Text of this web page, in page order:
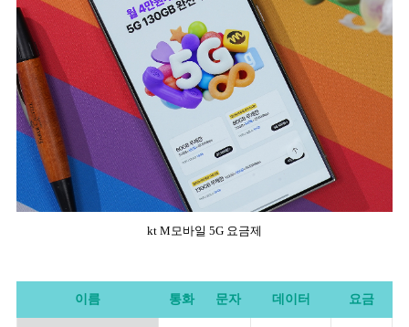
kt M모바일 5G 요금제
이름 통화 문자 데이터 요금